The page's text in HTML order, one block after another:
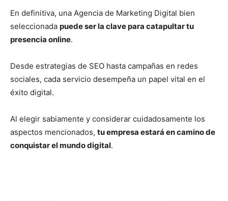
En definitiva, una Agencia de Marketing Digital bien
seleccionada puede ser la clave para catapultar tu
presencia online.
Desde estrategias de SEO hasta campañas en redes
sociales, cada servicio desempeña un papel vital en el
éxito digital.
Al elegir sabiamente y considerar cuidadosamente los
aspectos mencionados, tu empresa estará en camino de
conquistar el mundo digital.